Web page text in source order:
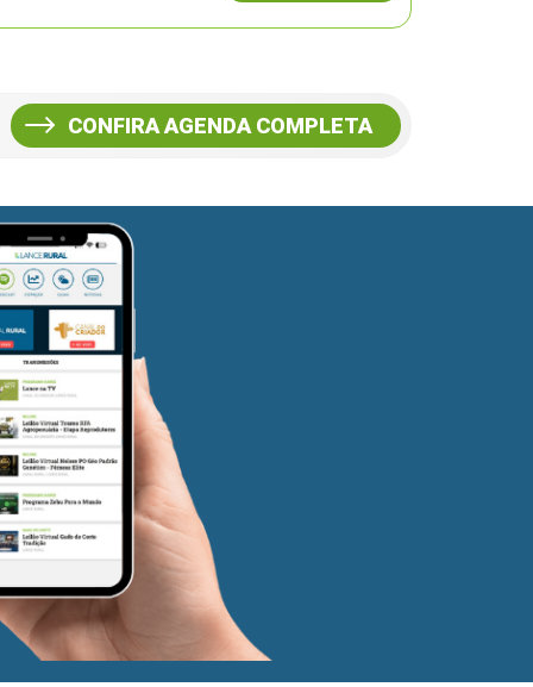
CONFIRA AGENDA COMPLETA